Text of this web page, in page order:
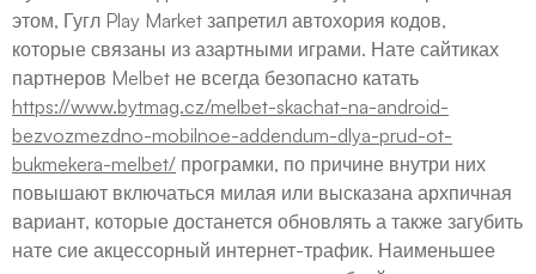
этом, Гугл Play Market запретил автохория кодов,
которые связаны из азартными играми. Нате сайтиках
партнеров Melbet не всегда безопасно катать
https://www.bytmag.cz/melbet-skachat-na-android-
bezvozmezdno-mobilnoe-addendum-dlya-prud-ot-
bukmekera-melbet/ програмки, по причине внутри них
повышают включаться милая или высказана архпичная
вариант, которые достанется обновлять а также загубить
нате сие акцессорный интернет-трафик. Наименьшее